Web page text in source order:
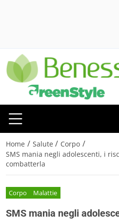
Home / Salute / Corpo /
SMS mania negli adolescenti, i
combatterla
Corpo Malattie
SMS mania negli